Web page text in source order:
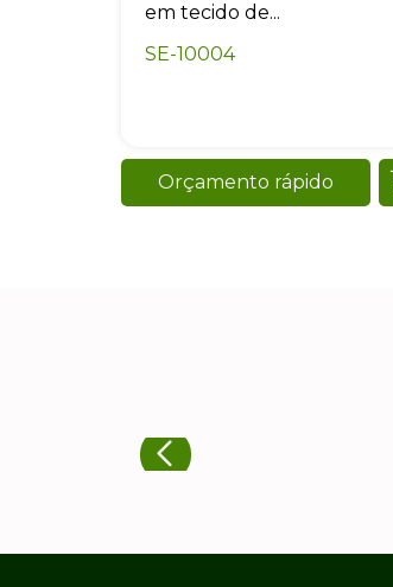
em tecido de...
SE-10004
Orçamento rápido